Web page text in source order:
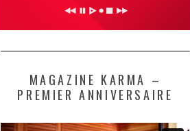
MAGAZINE KARMA –
PREMIER ANNIVERSAIRE